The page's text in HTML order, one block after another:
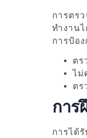
การตร
ทำงาน
การป้อ
ตร
ไม่
ตร
การ
การได้